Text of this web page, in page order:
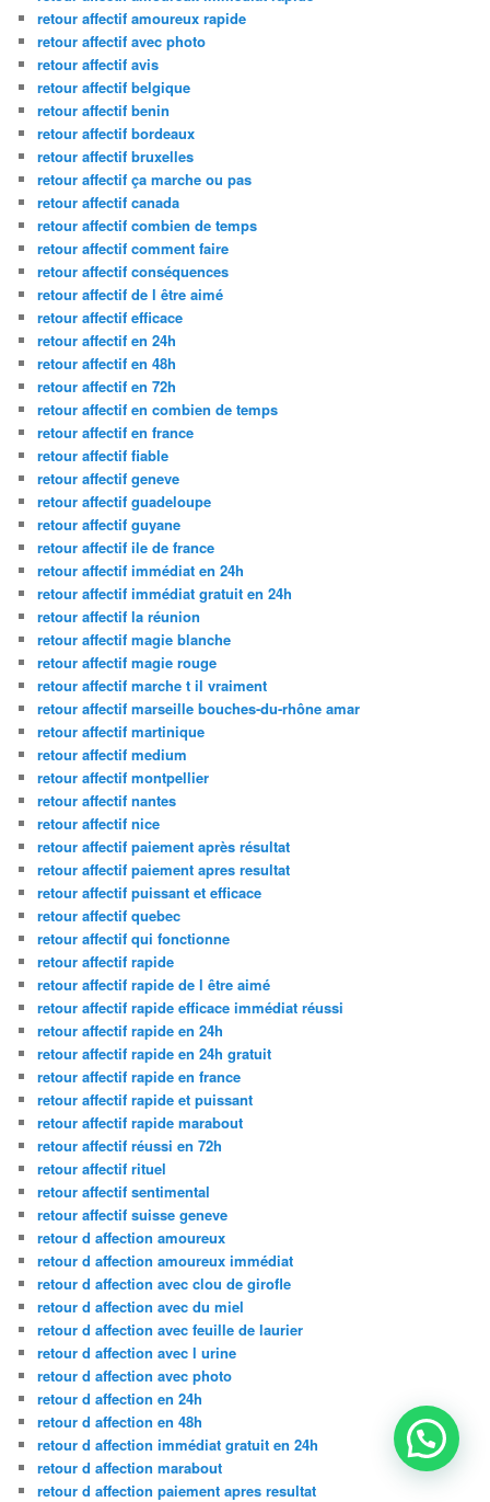
retour affectif amoureux rapide
retour affectif avec photo
retour affectif avis
retour affectif belgique
retour affectif benin
retour affectif bordeaux
retour affectif bruxelles
retour affectif ça marche ou pas
retour affectif canada
retour affectif combien de temps
retour affectif comment faire
retour affectif conséquences
retour affectif de l être aimé
retour affectif efficace
retour affectif en 24h
retour affectif en 48h
retour affectif en 72h
retour affectif en combien de temps
retour affectif en france
retour affectif fiable
retour affectif geneve
retour affectif guadeloupe
retour affectif guyane
retour affectif ile de france
retour affectif immédiat en 24h
retour affectif immédiat gratuit en 24h
retour affectif la réunion
retour affectif magie blanche
retour affectif magie rouge
retour affectif marche t il vraiment
retour affectif marseille bouches-du-rhône amar
retour affectif martinique
retour affectif medium
retour affectif montpellier
retour affectif nantes
retour affectif nice
retour affectif paiement après résultat
retour affectif paiement apres resultat
retour affectif puissant et efficace
retour affectif quebec
retour affectif qui fonctionne
retour affectif rapide
retour affectif rapide de l être aimé
retour affectif rapide efficace immédiat réussi
retour affectif rapide en 24h
retour affectif rapide en 24h gratuit
retour affectif rapide en france
retour affectif rapide et puissant
retour affectif rapide marabout
retour affectif réussi en 72h
retour affectif rituel
retour affectif sentimental
retour affectif suisse geneve
retour d affection amoureux
retour d affection amoureux immédiat
retour d affection avec clou de girofle
retour d affection avec du miel
retour d affection avec feuille de laurier
retour d affection avec l urine
retour d affection avec photo
retour d affection en 24h
retour d affection en 48h
retour d affection immédiat gratuit en 24h
retour d affection marabout
retour d affection paiement apres resultat